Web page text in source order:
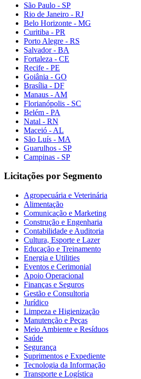
São Paulo - SP
Rio de Janeiro - RJ
Belo Horizonte - MG
Curitiba - PR
Porto Alegre - RS
Salvador - BA
Fortaleza - CE
Recife - PE
Goiânia - GO
Brasília - DF
Manaus - AM
Florianópolis - SC
Belém - PA
Natal - RN
Maceió - AL
São Luís - MA
Guarulhos - SP
Campinas - SP
Licitações por Segmento
Agropecuária e Veterinária
Alimentação
Comunicação e Marketing
Construção e Engenharia
Contabilidade e Auditoria
Cultura, Esporte e Lazer
Educação e Treinamento
Energia e Utilities
Eventos e Cerimonial
Apoio Operacional
Finanças e Seguros
Gestão e Consultoria
Jurídico
Limpeza e Higienização
Manutenção e Peças
Meio Ambiente e Resíduos
Saúde
Segurança
Suprimentos e Expediente
Tecnologia da Informação
Transporte e Logística